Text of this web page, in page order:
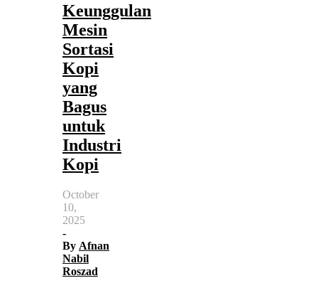
Keunggulan
Mesin
Sortasi
Kopi
yang
Bagus
untuk
Industri
Kopi
October
10,
2025
-
By Afnan
Nabil
Roszad